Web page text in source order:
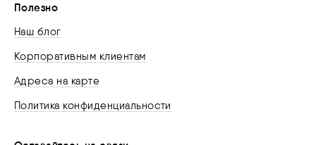
Полезно
Наш блог
Корпоративным клиентам
Адреса на карте
Политика конфиденциальности